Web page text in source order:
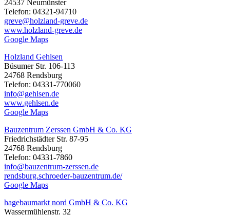
24537 Neumünster
Telefon: 04321-94710
greve@holzland-greve.de
www.holzland-greve.de
Google Maps
Holzland Gehlsen
Büsumer Str. 106-113
24768 Rendsburg
Telefon: 04331-770060
info@gehlsen.de
www.gehlsen.de
Google Maps
Bauzentrum Zerssen GmbH & Co. KG
Friedrichstädter Str. 87-95
24768 Rendsburg
Telefon: 04331-7860
info@bauzentrum-zerssen.de
rendsburg.schroeder-bauzentrum.de/
Google Maps
hagebaumarkt nord GmbH & Co. KG
Wassermühlenstr. 32